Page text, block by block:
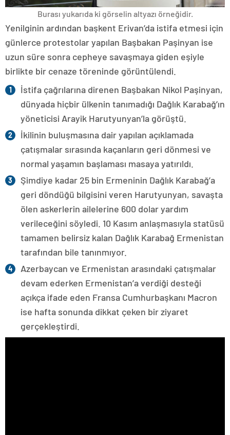
Burası yukarıda ki görselin altyazı örneğidir.
Yenilginin ardından başkent Erivan’da istifa etmesi için
günlerce protestolar yapılan Başbakan Paşinyan ise
uzun süre sonra cepheye savaşmaya giden eşiyle
birlikte bir cenaze töreninde görüntülendi.
İstifa çağrılarına direnen Başbakan Nikol Paşinyan,
dünyada hiçbir ülkenin tanımadığı Dağlık Karabağ’ın
yöneticisi Arayik Harutyunyan’la görüştü.
İkilinin buluşmasına dair yapılan açıklamada
çatışmalar sırasında kaçanların geri dönmesi ve
normal yaşamın başlaması masaya yatırıldı.
Şimdiye kadar 25 bin Ermeninin Dağlık Karabağ’a
geri döndüğü bilgisini veren Harutyunyan, savaşta
ölen askerlerin ailelerine 600 dolar yardım
verileceğini söyledi. 10 Kasım anlaşmasıyla statüsü
tamamen belirsiz kalan Dağlık Karabağ Ermenistan
tarafından bile tanınmıyor.
Azerbaycan ve Ermenistan arasındaki çatışmalar
devam ederken Ermenistan’a verdiği desteği
açıkça ifade eden Fransa Cumhurbaşkanı Macron
ise hafta sonunda dikkat çeken bir ziyaret
gerçekleştirdi.